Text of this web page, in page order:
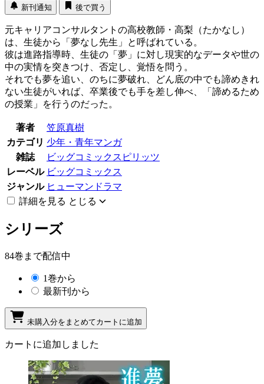
新刊通知 後で買う
元キャリアコンサルタントの高校教師・高梨（たかなし）
は、生徒から「夢なし先生」と呼ばれている。
彼は進路指導時、生徒の「夢」に対し現実的なデータや世の
中の実情を突きつけ、否定し、覚悟を問う。
それでも夢を追い、のちに夢破れ、どん底の中でも諦めきれ
ない生徒がいれば、卒業後でも手を差し伸べ、「諦めるため
の授業」を行うのだった。
著者
笠原真樹
カテゴリ 少年・青年マンガ
雑誌
ビッグコミックスピリッツ
レーベル ビッグコミックス
ジャンル ヒューマンドラマ
詳細を見る とじる
シリーズ
84巻まで配信中
1巻から
最新刊から
未購入分をまとめてカートに追加
カートに追加しました